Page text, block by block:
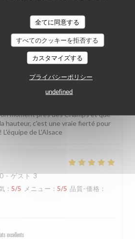
全てに同意する
すべてのクッキーを拒否する
カスタマイズする
プライバシーポリシー
undefined
メニュー: 4/5 品質-価格
prix pour les champs, très bel emplacement, peu d attente,
ビューに返信しました
pour ce beau retour ! Savoir que
moment près des Champs et que
hauteur, c'est une vraie fierté pour
de L'Alsace
- ゲスト 3
: 5/5 メニュー : 5/5 品質-価格 :
excellents